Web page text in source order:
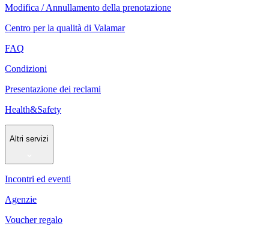
Modifica / Annullamento della prenotazione
Centro per la qualità di Valamar
FAQ
Condizioni
Presentazione dei reclami
Health&Safety
Altri servizi
Incontri ed eventi
Agenzie
Voucher regalo